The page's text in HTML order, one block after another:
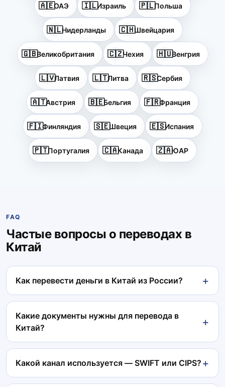
🇦🇪ОАЭ 🇮🇱Израиль 🇵🇱Польша
🇳🇱Нидерланды 🇨🇭Швейцария
🇬🇧Великобритания 🇨🇿Чехия 🇭🇺Венгрия
🇱🇻Латвия 🇱🇹Литва 🇷🇸Сербия
🇦🇹Австрия 🇧🇪Бельгия 🇫🇷Франция
🇫🇮Финляндия 🇸🇪Швеция 🇪🇸Испания
🇵🇹Португалия 🇨🇦Канада 🇿🇦ЮАР
FAQ
Частые вопросы о переводах в
Китай
Как перевести деньги в Китай из России?
Какие документы нужны для перевода в
Китай?
Какой канал используется — SWIFT или CIPS?